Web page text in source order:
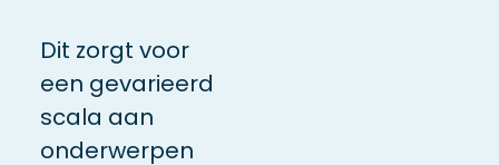
Dit zorgt voor
een gevarieerd
scala aan
onderwerpen